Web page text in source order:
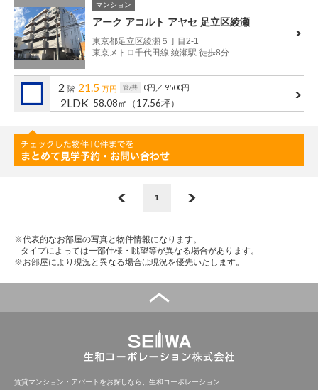
SEIWAの管理
お友達紹介特典
管理建物一覧
プライバシー
ポリシー
マンション
アーク アコルト アヤセ 足立区綾瀬
東京都足立区綾瀬５丁目2-1
東京メトロ千代田線 綾瀬駅 徒歩8分
2 階 21.5 万円 管/共 0円 ／ 9500円
2LDK 58.08㎡ （17.56坪）
1
※代表的なお部屋の写真と物件情報になります。
タイプによっては一部仕様・眺望等が異なる場合があります。
※お部屋により現況と異なる場合は現況を優先いたします。
賃貸マンション・アパートをお探しなら、生和コーポレーション